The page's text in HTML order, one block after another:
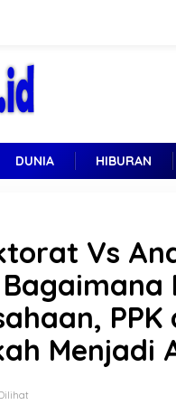
DUNIA HIBURAN
Vs
Menjadi